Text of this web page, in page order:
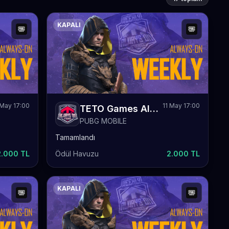
17:00
TL
KAPALI
TETO Games Always-ON PUBG Mobile Weekly 76
PUBG MOBILE
11 May 17:00
Tamamlandı
Ödül Havuzu
2.000 TL
KAPALI